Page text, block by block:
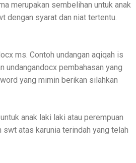
merupakan sembelihan untuk anak
dengan syarat dan niat tertentu.
ms. Contoh undangan aqiqah is
pembahasan yang
yang mimin berikan silahkan
anak laki laki atau perempuan
atas karunia terindah yang telah